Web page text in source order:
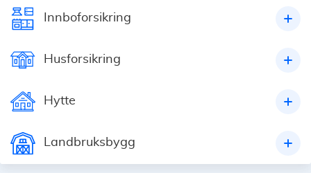
Innboforsikring
Husforsikring
Hytte
Landbruksbygg